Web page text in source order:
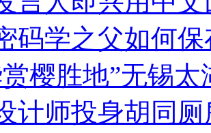
码学之父如何
樱胜地”无锡
计师投身胡同